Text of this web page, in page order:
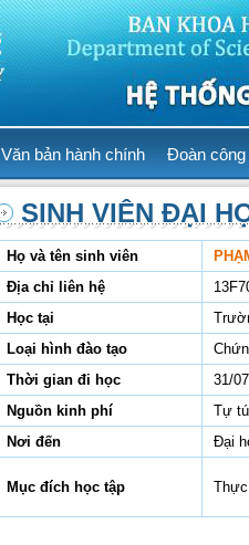
Văn bản hành chính Đoàn công
SINH VIÊN ĐẠI
Họ và tên sinh viên
Địa chỉ liên hệ
Học tại
Loại hình đào tạo
Thời gian đi học
31/
Nguồn kinh phí
Tự
Nơi đến
Đại
Mục đích học tập Thực